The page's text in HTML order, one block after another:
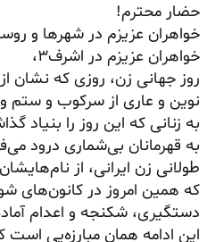
حضار محترم!
خواهران عزیزم در شهرها و
خواهران عزیزم در اشرف۳،
روز جهانی زن، روزی که نشان
نوین و عاری از سرکوب و ستم و
به زنانی که این روز را بنیاد
به قهرمانان بی‌شماری درود
طولانی زن ایرانی، از
که همین امروز در کانون‌های
دستگیری، شکنجه و اعدام